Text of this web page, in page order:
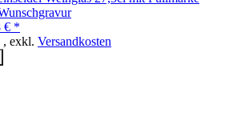
€ *
, exkl. Versandkosten